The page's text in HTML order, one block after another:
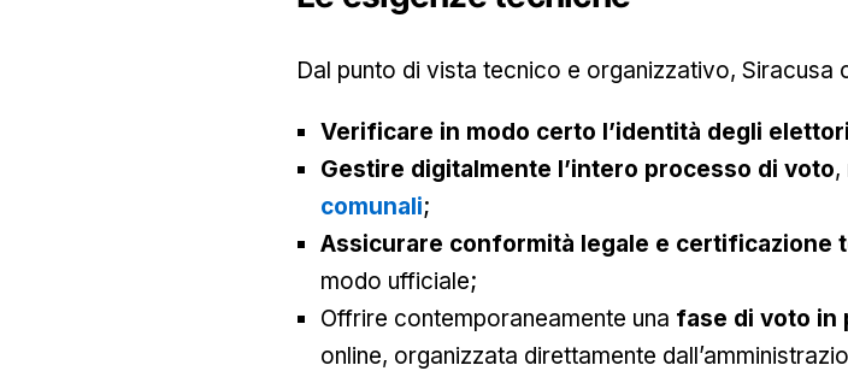
Dal punto di vista tecnico e organizzativo,
Verificare in modo certo l’identità degli elettori
Gestire digitalmente l’intero processo di voto,
comunali;
Assicurare conformità legale e certificazione
modo ufficiale;
Offrire contemporaneamente una fase di voto in
online, organizzata direttamente